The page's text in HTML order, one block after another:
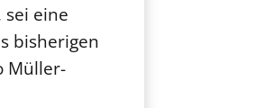
eine
bisherigen
Müller-